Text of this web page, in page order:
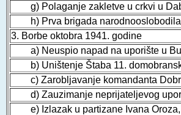
g) Polaganje zakletve u crkvi u
h) Prva brigada
3. Borbe oktobra 1941. godine
a) Neuspio napad na uporište u
b) Uništenje Štaba 11.
c) Zarobljavanje komandanta
d) Zauzimanje neprijateljevog
e) Izlazak u partizane Ivana Oroza,